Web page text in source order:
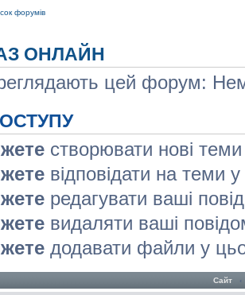
форумів
ОНЛАЙН
цей форум:
створювати нові
відповідати на теми
редагувати ваші
видаляти ваші
додавати файли у
Сайт ‹